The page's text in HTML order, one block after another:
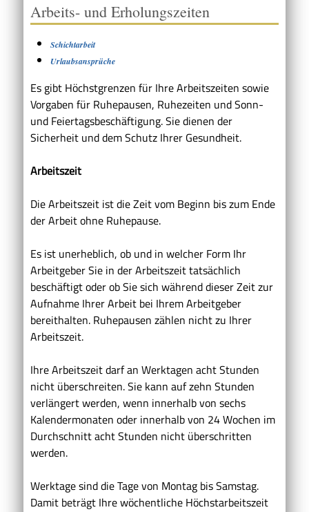
Arbeits- und Erholungszeiten
Schichtarbeit
Urlaubsansprüche
Es gibt Höchstgrenzen für Ihre Arbeitszeiten sowie
Vorgaben für Ruhepausen, Ruhezeiten und Sonn-
und Feiertagsbeschäftigung. Sie dienen der
Sicherheit und dem Schutz Ihrer Gesundheit.
Arbeitszeit
Die Arbeitszeit ist die Zeit vom Beginn bis zum Ende
der Arbeit ohne Ruhepause.
Es ist unerheblich, ob und in welcher Form Ihr
Arbeitgeber Sie in der Arbeitszeit tatsächlich
beschäftigt oder ob Sie sich während dieser Zeit zur
Aufnahme Ihrer Arbeit bei Ihrem Arbeitgeber
bereithalten. Ruhepausen zählen nicht zu Ihrer
Arbeitszeit.
Ihre Arbeitszeit darf an Werktagen acht Stunden
nicht überschreiten. Sie kann auf zehn Stunden
verlängert werden, wenn innerhalb von sechs
Kalendermonaten oder innerhalb von 24 Wochen im
Durchschnitt acht Stunden nicht überschritten
werden.
Werktage sind die Tage von Montag bis Samstag.
Damit beträgt Ihre wöchentliche Höchstarbeitszeit